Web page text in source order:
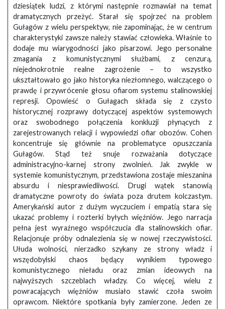
dziesiątek ludzi, z którymi następnie rozmawiał na temat
dramatycznych przeżyć. Starał się spojrzeć na problem
Gułagów z wielu perspektyw, nie zapominając, że w centrum
charakterystyki zawsze należy stawiać człowieka. Właśnie to
dodaje mu wiarygodności jako pisarzowi. Jego personalne
zmagania z komunistycznymi służbami, z cenzurą,
niejednokrotnie realne zagrożenie – to wszystko
ukształtowało go jako historyka niezłomnego, walczącego o
prawdę i przywrócenie głosu ofiarom systemu stalinowskiej
represji. Opowieść o Gułagach składa się z czysto
historycznej rozprawy dotyczącej aspektów systemowych
oraz swobodnego połączenia konkluzji płynących z
zarejestrowanych relacji i wypowiedzi ofiar obozów. Cohen
koncentruje się głównie na problematyce opuszczania
Gułagów. Stąd też snuje rozważania dotyczące
administracyjno-karnej strony zwolnień. Jak zwykle w
systemie komunistycznym, przedstawiona zostaje mieszanina
absurdu i niesprawiedliwości. Drugi wątek stanowią
dramatyczne powroty do świata poza drutem kolczastym.
Amerykański autor z dużym wyczuciem i empatią stara się
ukazać problemy i rozterki byłych więźniów. Jego narracja
pełna jest wyraźnego współczucia dla stalinowskich ofiar.
Relacjonuje próby odnalezienia się w nowej rzeczywistości.
Ułuda wolności, nierzadko szykany ze strony władz i
wszędobylski chaos będący wynikiem typowego
komunistycznego nieładu oraz zmian ideowych na
najwyższych szczeblach władzy. Co więcej, wielu z
powracających więźniów musiało stawić czoła swoim
oprawcom. Niektóre spotkania były zamierzone. Jeden ze